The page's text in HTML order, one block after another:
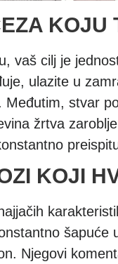
KOJU
vaš cilj je
ulazite u
Međutim, stvar
žrtva
KOJI
šapuće
Njegovi